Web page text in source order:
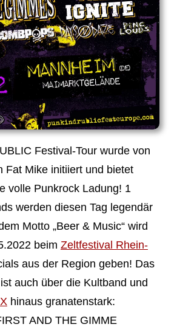
Festival-Tour wurde von
Fat Mike initiiert und bietet
volle Punkrock Ladung! 1
werden diesen Tag legendär
Motto „Beer & Music“ wird
beim Zeltfestival Rhein-
aus der Region geben! Das
auch über die Kultband und
hinaus granatenstark:
AND THE GIMME